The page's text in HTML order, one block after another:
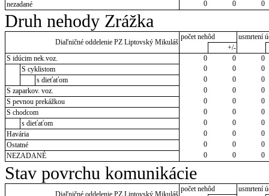
nezadané
0 0 0
Druh nehody Zrážka
Diaľničné oddelenie PZ Liptovský Mikuláš
počet nehôd
usmrtení
+/-
S idúcim nek.voz.
0 0
0
S cyklistom
0 0
0
s dieťaťom
0 0
0
S zaparkov. voz.
0 0
0
S pevnou prekážkou
0 0
0
S chodcom
0 0
0
s dieťaťom
0 0
0
Havária
0 0
0
Ostatné
0 0
0
NEZADANÉ
0 0 0
Stav povrchu komunikácie
Diaľničné oddelenie PZ Liptovský Mikuláš
počet nehôd
usmrtení